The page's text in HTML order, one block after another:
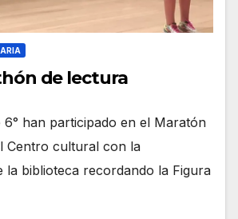
de lectura
6° han participado en el Maratón
Centro cultural con la
la biblioteca recordando la Figura